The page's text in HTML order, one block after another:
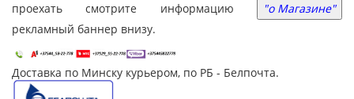
проехать смотрите информацию
"о Mагазине"
рекламный баннер внизу.
Доставка по Минску курьером, по РБ - Белпочта.